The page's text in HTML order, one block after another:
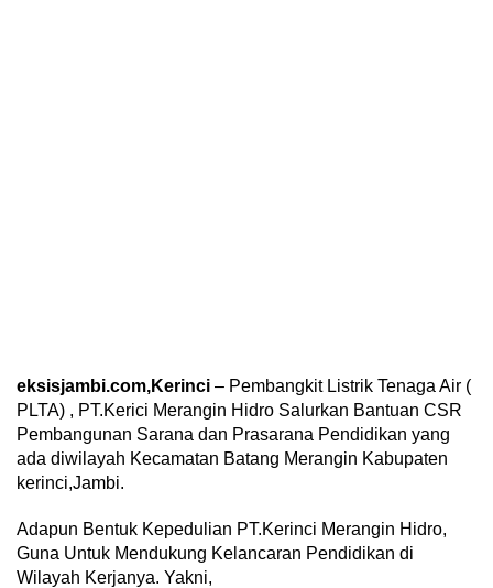
eksisjambi.com,Kerinci – Pembangkit Listrik Tenaga Air (
PLTA) , PT.Kerici Merangin Hidro Salurkan Bantuan CSR
Pembangunan Sarana dan Prasarana Pendidikan yang
ada diwilayah Kecamatan Batang Merangin Kabupaten
kerinci,Jambi.
Adapun Bentuk Kepedulian PT.Kerinci Merangin Hidro,
Guna Untuk Mendukung Kelancaran Pendidikan di
Wilayah Kerjanya. Yakni,